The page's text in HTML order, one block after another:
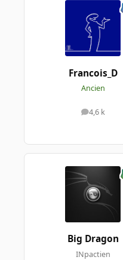
Francois_D
Ancien
4,6 k
messages
Big Dragon
INpactien